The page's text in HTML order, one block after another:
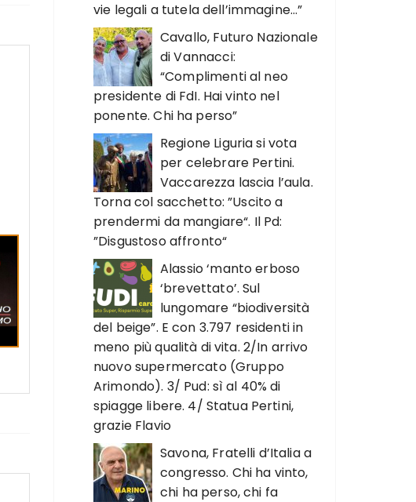
vie legali a tutela dell’immagine…”
Cavallo, Futuro Nazionale
di Vannacci:
“Complimenti al neo
presidente di FdI. Hai vinto nel
ponente. Chi ha perso”
Regione Liguria si vota
per celebrare Pertini.
Vaccarezza lascia l’aula.
Torna col sacchetto: ”Uscito a
prendermi da mangiare“. Il Pd:
”Disgustoso affronto“
Alassio ‘manto erboso
‘brevettato’. Sul
lungomare “biodiversità
del beige”. E con 3.797 residenti in
meno più qualità di vita. 2/In arrivo
nuovo supermercato (Gruppo
Arimondo). 3/ Pud: sì al 40% di
spiagge libere. 4/ Statua Pertini,
grazie Flavio
Savona, Fratelli d’Italia a
congresso. Chi ha vinto,
chi ha perso, chi fa